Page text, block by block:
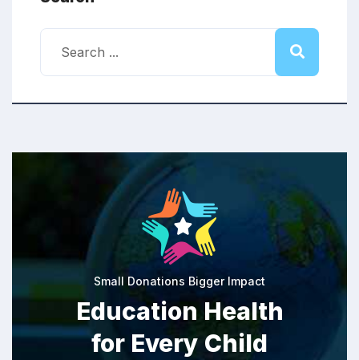
Small Donations Bigger Impact
Education Health
for Every Child